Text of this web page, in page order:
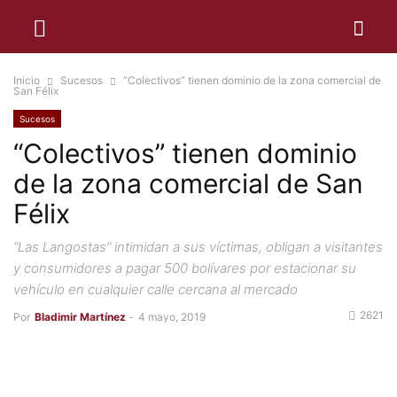
Inicio Sucesos
“Colectivos” tienen dominio de la zona comercial de
San Félix
Sucesos
“Colectivos” tienen dominio
de la zona comercial de San
Félix
“Las Langostas” intimidan a sus víctimas, obligan a visitantes
y consumidores a pagar 500 bolívares por estacionar su
vehículo en cualquier calle cercana al mercado
Por Bladimir Martínez - 4 mayo, 2019 2621